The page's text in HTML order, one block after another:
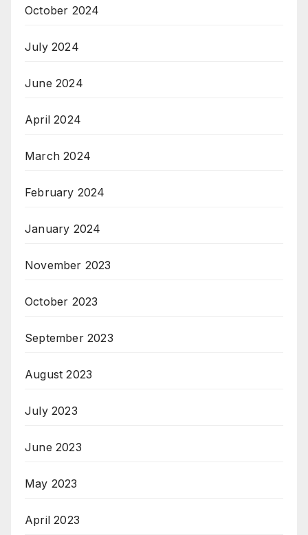
October 2024
July 2024
June 2024
April 2024
March 2024
February 2024
January 2024
November 2023
October 2023
September 2023
August 2023
July 2023
June 2023
May 2023
April 2023